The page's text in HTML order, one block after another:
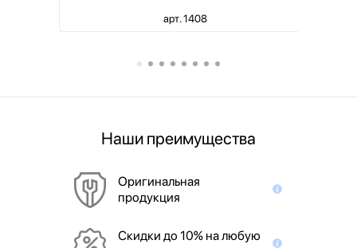
арт. 1408
Наши преимущества
Оригинальная
продукция
Скидки до 10% на любую